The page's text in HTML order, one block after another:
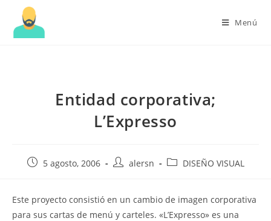
Menú
Entidad corporativa;
L’Expresso
Publicación
entrada:
5 agosto, 2006
Autor
entrada:
alersn
Categoría
entrada:
DISEÑO VISUAL
Este proyecto consistió en un cambio de imagen corporativa
para sus cartas de menú y carteles. «L’Expresso» es una